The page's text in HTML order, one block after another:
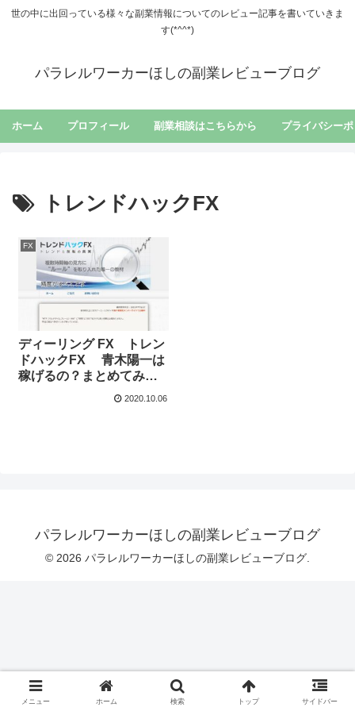
世の中に出回っている様々な副業情報についてのレビュー記事を書いていきま
す(*^^*)
パラレルワーカーほしの副業レビューブログ
ホーム プロフィール 副業相談はこちらから プライバシー
トレンドハックFX
FX
ディーリング FX トレン
ドハックFX 青木陽一は
稼げるの？まとめてみま
2020.10.06
パラレルワーカーほしの副業レビューブログ
© 2026 パラレルワーカーほしの副業レビューブログ.
メニュー ホーム 検索 トップ サイドバー